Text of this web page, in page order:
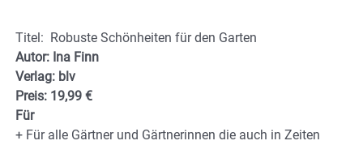
Titel: Robuste Schönheiten für den Garten
Autor: Ina Finn
Verlag: blv
Preis: 19,99 €
Für
+ Für alle Gärtner und Gärtnerinnen die auch in Zeiten